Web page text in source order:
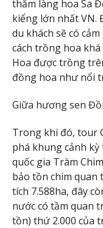
thăm làng hoa Sa
kiểng lớn nhất VN.
du khách sẽ có
cách trồng hoa
Hoa được trồng
đồng hoa như nổi
Giữa hương sen
Trong khi đó, tour
phá khung cảnh
quốc gia Tràm
bảo tồn chim quan
tích 7.588ha, đây
nước có tầm quan
tồn) thứ 2.000 của